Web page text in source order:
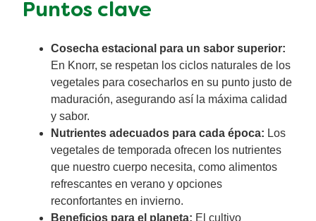
Puntos clave
Cosecha estacional para un sabor superior:
En Knorr, se respetan los ciclos naturales de los
vegetales para cosecharlos en su punto justo de
maduración, asegurando así la máxima calidad
y sabor.
Nutrientes adecuados para cada época: Los
vegetales de temporada ofrecen los nutrientes
que nuestro cuerpo necesita, como alimentos
refrescantes en verano y opciones
reconfortantes en invierno.
Beneficios para el planeta: El cultivo